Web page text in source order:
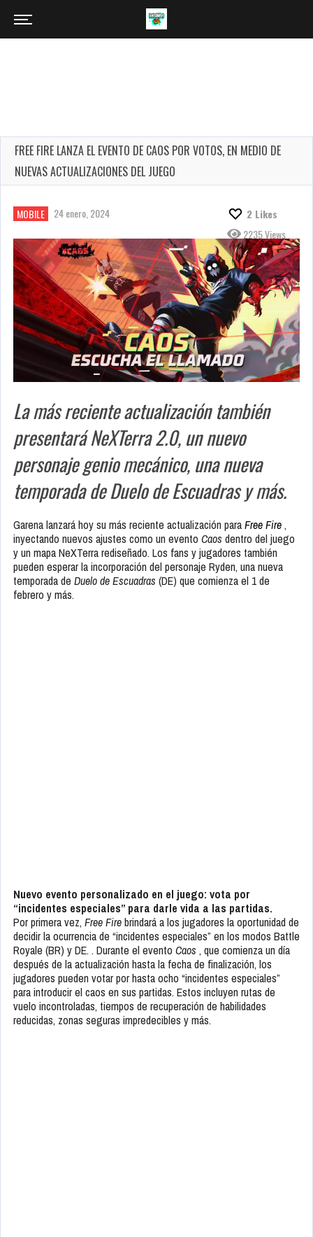
FREE FIRE LANZA EL EVENTO DE CAOS POR VOTOS, EN MEDIO DE
NUEVAS ACTUALIZACIONES DEL JUEGO
MOBILE 24 enero, 2024 2 Likes
2235 Views
La más reciente actualización también
presentará NeXTerra 2.0, un nuevo
personaje genio mecánico, una nueva
temporada de Duelo de Escuadras y más.
Garena lanzará hoy su más reciente actualización paraFree Fire,
inyectando nuevos ajustes como un evento Caos dentro del juego
y un mapa NeXTerra rediseñado. Los fans y jugadores también
pueden esperar la incorporación del personaje Ryden, una nueva
temporada de Duelo de Escuadras (DE) que comienza el 1 de
febrero y más.
Nuevo evento personalizado en el juego: vota por
“incidentes especiales” para darle vida a las partidas.
Por primera vez, Free Firebrindará a los jugadores la oportunidad de
decidir la ocurrencia de “incidentes especiales” en los modos Battle
Royale (BR) y DE. . Durante el evento Caos , que comienza un día
después de la actualización hasta la fecha de finalización, los
jugadores pueden votar por hasta ocho “incidentes especiales”
para introducir el caos en sus partidas. Estos incluyen rutas de
vuelo incontroladas, tiempos de recuperación de habilidades
reducidas, zonas seguras impredecibles y más.